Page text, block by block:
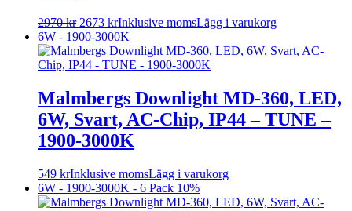
2970kr 2673 krInklusive momsLägg i varukorg
6W - 1900-3000K
Malmbergs Downlight MD-360, LED,
6W, Svart, AC-Chip, IP44 – TUNE –
1900-3000K
549 krInklusive momsLägg i varukorg
6W - 1900-3000K - 6 Pack 10%